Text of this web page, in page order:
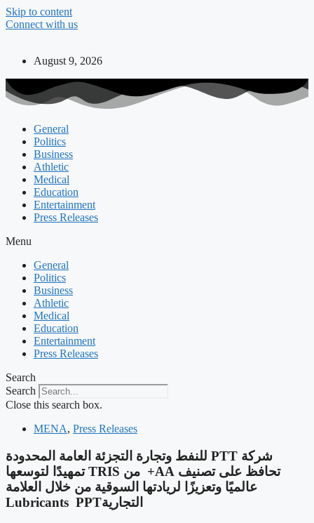
Skip to content
Connect with us
August 9, 2026
General
Politics
Business
Athletic
Medical
Education
Entertainment
Press Releases
Menu
General
Politics
Business
Athletic
Medical
Education
Entertainment
Press Releases
Search
Search
Close this search box.
MENA, Press Releases
‫شركة PTT للنفط وتجارة التجزئة العامة المحدودة
تحافظ على تصنيف AA+ من TRIS تمهيدًا لتوسعها
عالميًا وتعزيزًا لريادتها السوقية من خلال العلامة
التجاريةLubricants PPT